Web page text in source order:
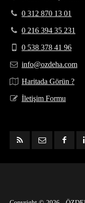
0 312 870 13 01
0 216 394 35 231
0 538 378 41 96
info@ozdeha.com
Haritada Görün ?
İletişim Formu